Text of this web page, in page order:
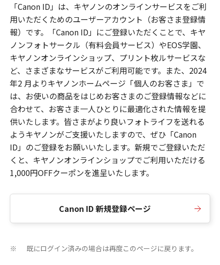
「Canon ID」は、キヤノンのオンラインサービスをご利
用いただくためのユーザーアカウント（お客さま登録情
報）です。「Canon ID」にご登録いただくことで、キヤ
ノンフォトサークル（有料会員サービス）やEOS学園、
キヤノンオンラインショップ、プリント枚ルサービスな
ど、さまざまなサービスがご利用可能です。また、2024
年2 月よりキヤノンホームページ「個人のお客さま」で
は、お使いの商品をはじめお客さまのご登録情報などに
合わせて、お客さま一人ひとりに最適化された情報を提
供いたします。皆さまがより良いフォトライフを送れる
ようキヤノンがご支援いたしますので、ぜひ「Canon
ID」のご登録をお願いいたします。新規でご登録いただ
くと、キヤノンオンラインショップでご利用いただける
1,000円OFFクーポンを進呈いたします。
Canon ID 新規登録ページ
※ 既にログイン済みの場合は再度このページに戻ります。